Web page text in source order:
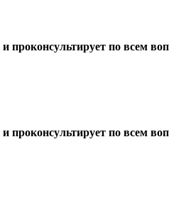
и проконсультирует по всем
и проконсультирует по всем